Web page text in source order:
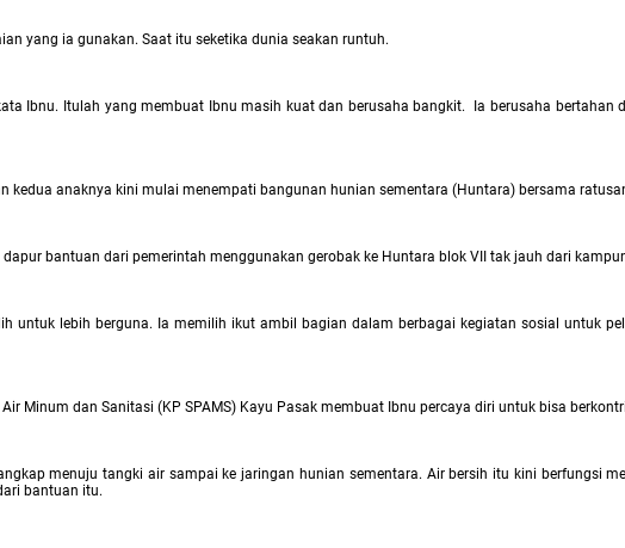
yang ia gunakan. Saat itu seketika dunia seakan runtuh.
Ibnu. Itulah yang membuat Ibnu masih kuat dan berusaha bangkit. Ia berusaha bertahan
kedua anaknya kini mulai menempati bangunan hunian sementara (Huntara) bersama
bantuan dari pemerintah menggunakan gerobak ke Huntara blok VII tak jauh dari
untuk lebih berguna. Ia memilih ikut ambil bagian dalam berbagai kegiatan sosial untuk
Minum dan Sanitasi (KP SPAMS) Kayu Pasak membuat Ibnu percaya diri untuk bisa
menuju tangki air sampai ke jaringan hunian sementara. Air bersih itu kini berfungsi
bantuan itu.